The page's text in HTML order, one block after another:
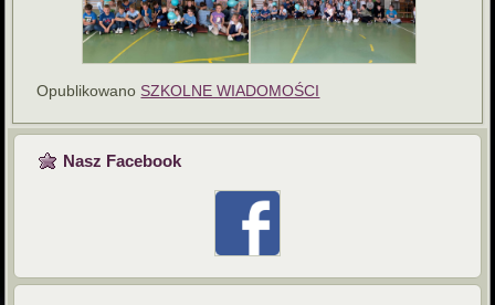
Opublikowano SZKOLNE WIADOMOŚCI
Nasz Facebook